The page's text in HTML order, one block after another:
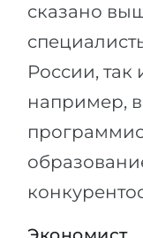
сказано
России, так
например,